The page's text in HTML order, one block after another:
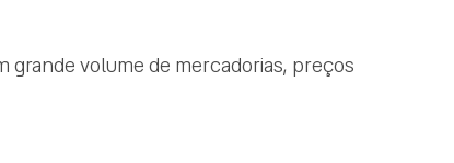
grande volume de mercadorias, preços